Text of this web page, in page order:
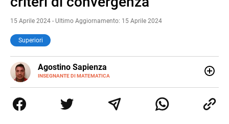
15 Aprile 2024 - Ultimo Aggiornamento: 15 Aprile 2024
Superiori
Agostino Sapienza
INSEGNANTE DI MATEMATICA
E-
MAIL
LINKEDIN
Tommaso Gulli. Ho conseguito la laurea triennale in
Relazioni Internazionali a Messina e in Economia